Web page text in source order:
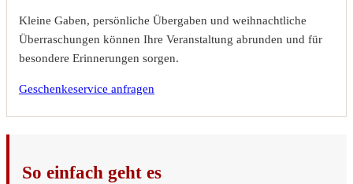
Kleine Gaben, persönliche Übergaben und weihnachtliche
Überraschungen können Ihre Veranstaltung abrunden und für
besondere Erinnerungen sorgen.
Geschenkeservice anfragen
So einfach geht es